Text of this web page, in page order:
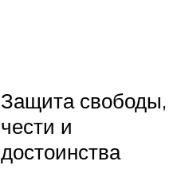
Защита свободы,
чести и
достоинства